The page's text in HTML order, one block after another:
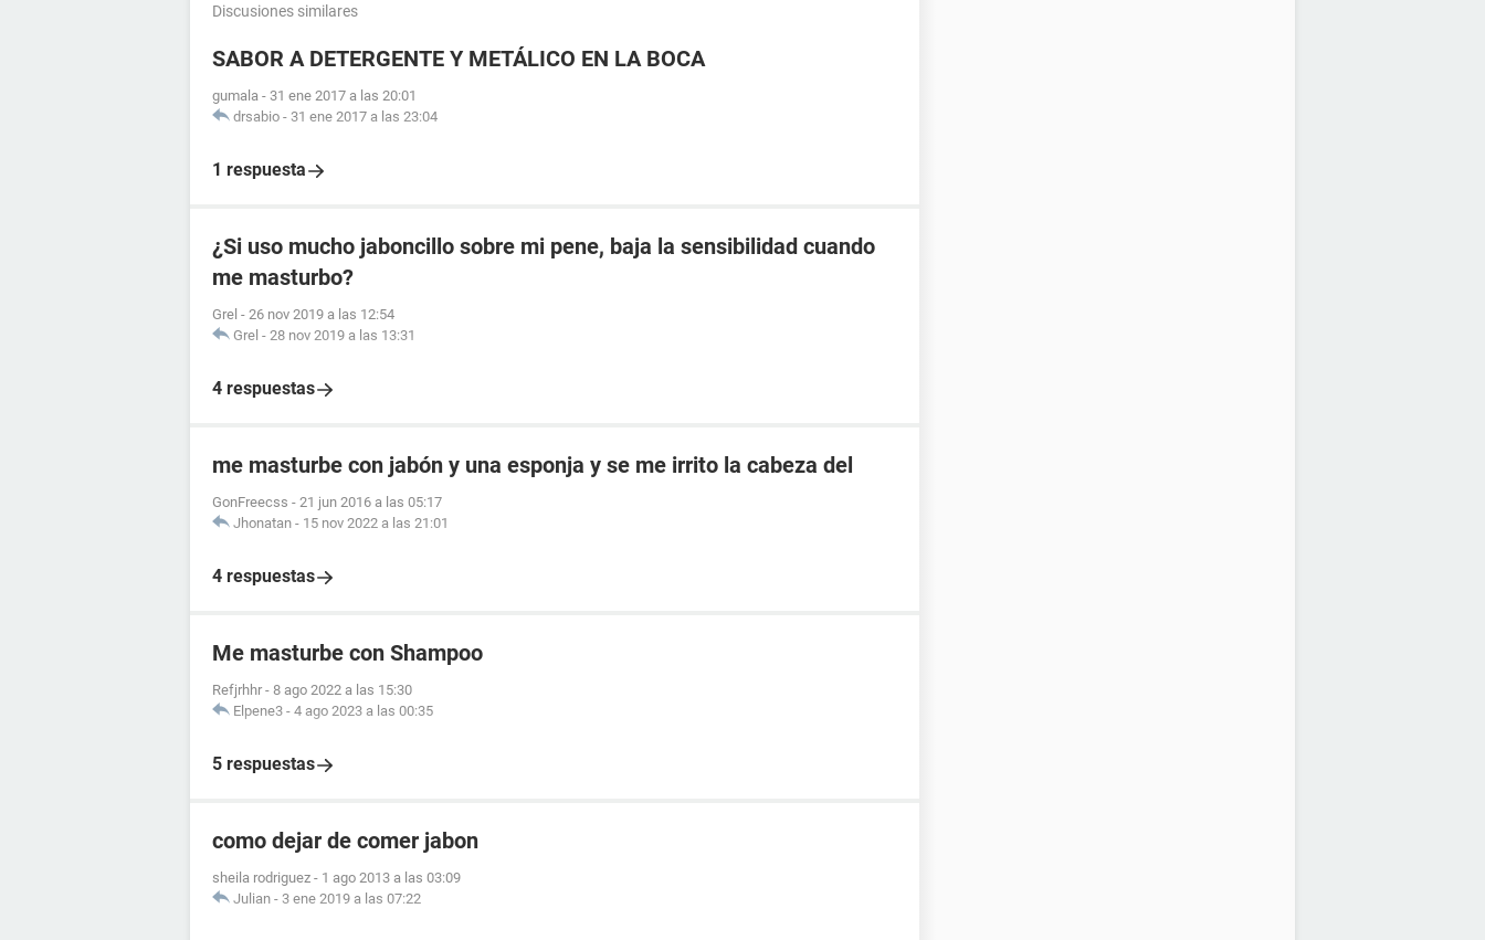
Discusiones similares
SABOR A DETERGENTE Y METÁLICO EN LA BOCA
gumala - 31 ene 2017 a las 20:01
drsabio - 31 ene 2017 a las 23:04
1 respuesta
¿Si uso mucho jaboncillo sobre mi pene, baja la sensibilidad cuando
me masturbo?
Grel - 26 nov 2019 a las 12:54
Grel - 28 nov 2019 a las 13:31
4 respuestas
me masturbe con jabón y una esponja y se me irrito la cabeza del
GonFreecss - 21 jun 2016 a las 05:17
Jhonatan - 15 nov 2022 a las 21:01
4 respuestas
Me masturbe con Shampoo
Refjrhhr - 8 ago 2022 a las 15:30
Elpene3 - 4 ago 2023 a las 00:35
5 respuestas
como dejar de comer jabon
sheila rodriguez - 1 ago 2013 a las 03:09
Julian - 3 ene 2019 a las 07:22